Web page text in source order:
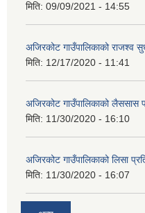
मिति: 09/09/2021 - 14:55
अजिरकोट गाउँपालिकाको राजश्व
मिति: 12/17/2020 - 11:41
अजिरकोट गाउँपालिकाको लैससास
मिति: 11/30/2020 - 16:10
अजिरकोट गाउँपालिकाको लिसा
मिति: 11/30/2020 - 16:07